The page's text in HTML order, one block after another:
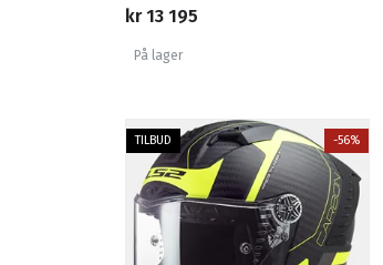
kr 13 195
På lager
TILBUD -56%